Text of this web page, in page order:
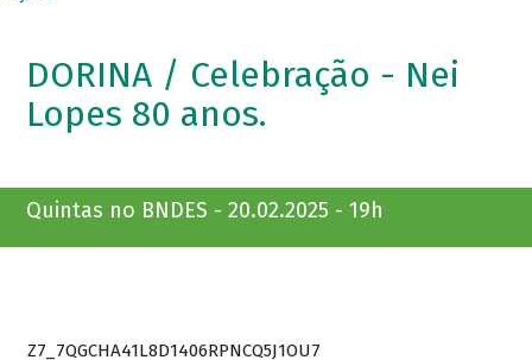
DORINA / Celebração - Nei
Lopes 80 anos.
Quintas no BNDES - 20.02.2025 - 19h
Z7_7QGCHA41L8D1406RPNCQ5J1OU7